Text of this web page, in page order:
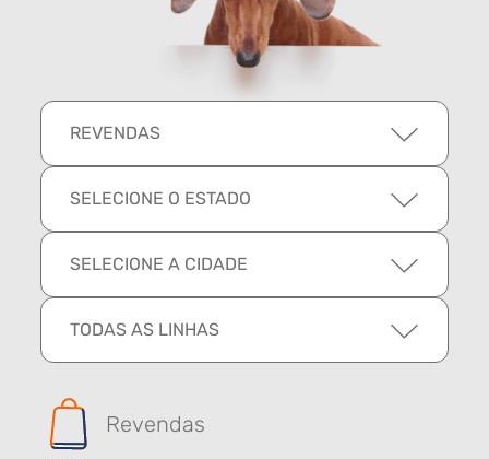
REVENDAS
SELECIONE O ESTADO
SELECIONE A CIDADE
TODAS AS LINHAS
Revendas